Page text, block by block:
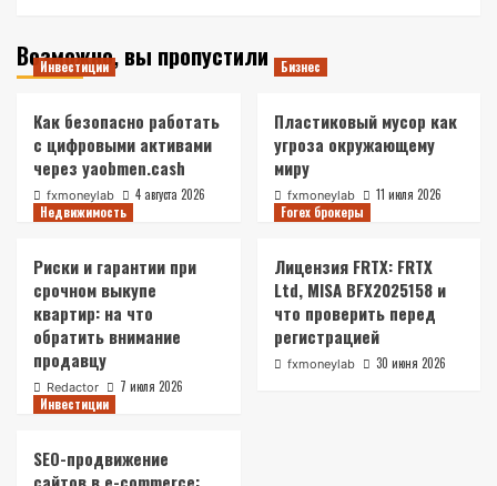
Возможно, вы пропустили
Инвестиции
Как безопасно работать
с цифровыми активами
через yaobmen.cash
fxmoneylab 4 августа 2026
Бизнес
Пластиковый мусор как
угроза окружающему
миру
fxmoneylab
11 июля 2026
Недвижимость
Риски и гарантии при
срочном выкупе
квартир: на что
обратить внимание
продавцу
Redactor 7 июля 2026
Forex брокеры
Лицензия FRTX: FRTX
Ltd, MISA BFX2025158 и
что проверить перед
регистрацией
fxmoneylab 30 июня 2026
Инвестиции
SEO-продвижение